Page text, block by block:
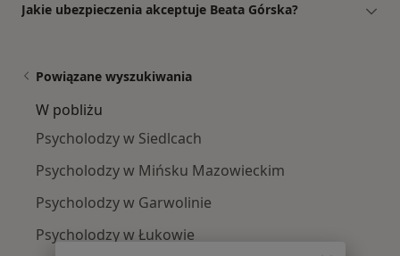
Jakie ubezpieczenia akceptuje Beata Górska?
Powiązane wyszukiwania
W pobliżu
Psycholodzy w Siedlcach
Psycholodzy w Mińsku Mazowieckim
Psycholodzy w Garwolinie
Psycholodzy w Łukowie